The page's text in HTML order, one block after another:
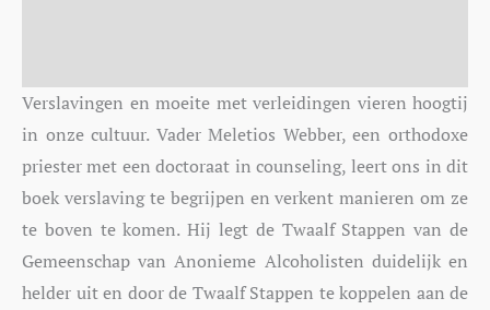
Verslavingen en moeite met verleidingen vieren hoogtij
in onze cultuur. Vader Meletios Webber, een orthodoxe
priester met een doctoraat in counseling, leert ons in dit
boek verslaving te begrijpen en verkent manieren om ze
te boven te komen. Hij legt de Twaalf Stappen van de
Gemeenschap van Anonieme Alcoholisten duidelijk en
helder uit en door de Twaalf Stappen te koppelen aan de